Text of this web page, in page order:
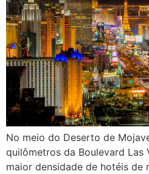
No meio do Deserto de
quilômetros da Boulevard Las
maior densidade de hotéis de